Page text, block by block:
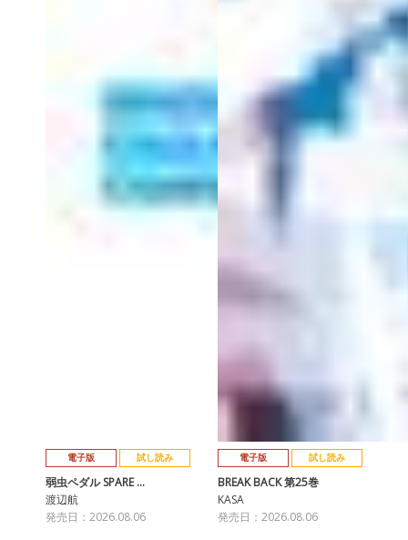
電子版 試し読み
弱虫ペダル SPARE …
渡辺航
発売日：2026.08.06
電子版 試し読み
BREAK BACK 第25巻
KASA
発売日：2026.08.06